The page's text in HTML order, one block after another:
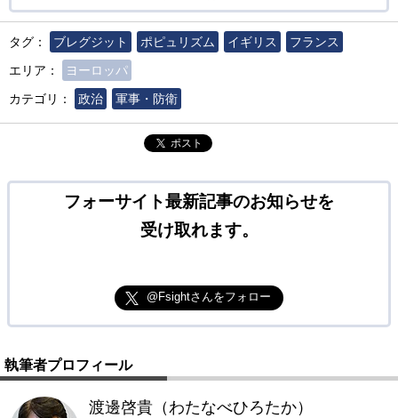
タグ： ブレグジット ポピュリズム イギリス
フランス
エリア：
ヨーロッパ
カテゴリ：
政治 軍事・防衛
ポスト
フォーサイト最新記事のお知らせを
受け取れます。
@Fsightさんをフォロー
執筆者プロフィール
渡邊啓貴（わたなべひろたか）